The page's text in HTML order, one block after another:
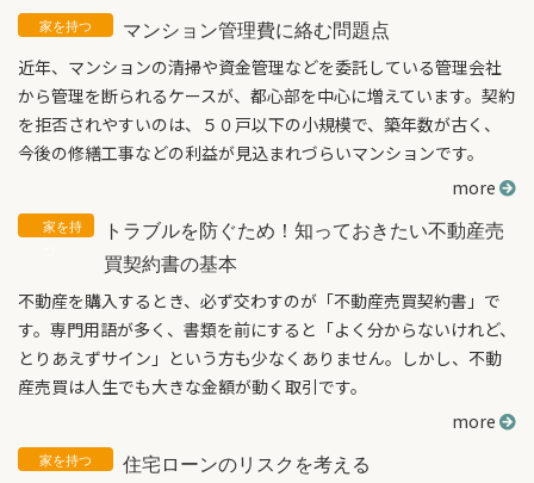
マンション管理費に絡む問題点
近年、マンションの清掃や資金管理などを委託している管理会社
から管理を断られるケースが、都心部を中心に増えています。契約
を拒否されやすいのは、５０戸以下の小規模で、築年数が古く、
今後の修繕工事などの利益が見込まれづらいマンションです。
more
トラブルを防ぐため！知っておきたい不動産売
買契約書の基本
不動産を購入するとき、必ず交わすのが「不動産売買契約書」で
す。専門用語が多く、書類を前にすると「よく分からないけれど、
とりあえずサイン」という方も少なくありません。しかし、不動
産売買は人生でも大きな金額が動く取引です。
more
住宅ローンのリスクを考える